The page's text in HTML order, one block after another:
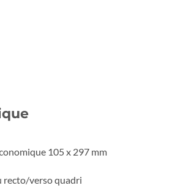
105 x 297 mm
recto/verso quadri